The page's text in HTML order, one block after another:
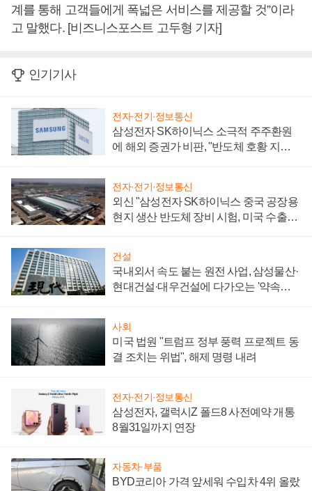
계를 통해 고객들에게 폭넓은 서비스를 제공할 것”이라
고 말했다. [비즈니스포스트 고두형 기자]
인기기사
전자·전기·정보통신
삼성전자 SK하이닉스 소극적 주주환원
에 해외 증권가 비판, "반도체 호황 지속
전자·전기·정보통신
외신 "삼성전자 SK하이닉스 중국 공장용
현지 생산 반도체 장비 시험, 미국 수출통
건설
국내외서 속도 붙는 원전 사업, 삼성물산·
현대건설·대우건설에 다가오는 '약속의
사회
미국 법원 "트럼프 정부 풍력 프로젝트 동
결 조치는 위법", 해제 명령 내려
전자·전기·정보통신
삼성전자, 갤럭시Z 폴드8 사전예약 개통
8월31일까지 연장
자동차·부품
BYD코리아 가격 앞세워 수입차 4위 올랐